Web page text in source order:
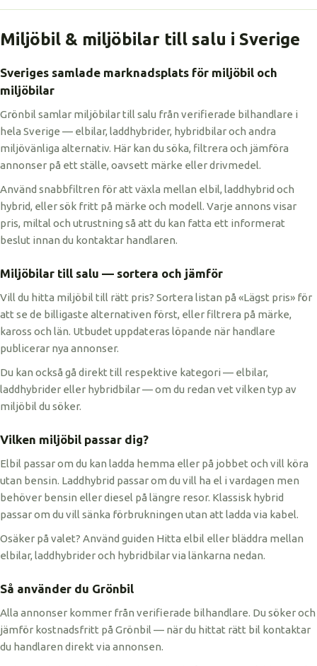
Miljöbil & miljöbilar till salu i Sverige
Sveriges samlade marknadsplats för miljöbil och
miljöbilar
Grönbil samlar miljöbilar till salu från verifierade bilhandlare i
hela Sverige — elbilar, laddhybrider, hybridbilar och andra
miljövänliga alternativ. Här kan du söka, filtrera och jämföra
annonser på ett ställe, oavsett märke eller drivmedel.
Använd snabbfiltren för att växla mellan elbil, laddhybrid och
hybrid, eller sök fritt på märke och modell. Varje annons visar
pris, miltal och utrustning så att du kan fatta ett informerat
beslut innan du kontaktar handlaren.
Miljöbilar till salu — sortera och jämför
Vill du hitta miljöbil till rätt pris? Sortera listan på «Lägst pris» för
att se de billigaste alternativen först, eller filtrera på märke,
kaross och län. Utbudet uppdateras löpande när handlare
publicerar nya annonser.
Du kan också gå direkt till respektive kategori — elbilar,
laddhybrider eller hybridbilar — om du redan vet vilken typ av
miljöbil du söker.
Vilken miljöbil passar dig?
Elbil passar om du kan ladda hemma eller på jobbet och vill köra
utan bensin. Laddhybrid passar om du vill ha el i vardagen men
behöver bensin eller diesel på längre resor. Klassisk hybrid
passar om du vill sänka förbrukningen utan att ladda via kabel.
Osäker på valet? Använd guiden Hitta elbil eller bläddra mellan
elbilar, laddhybrider och hybridbilar via länkarna nedan.
Så använder du Grönbil
Alla annonser kommer från verifierade bilhandlare. Du söker och
jämför kostnadsfritt på Grönbil — när du hittat rätt bil kontaktar
du handlaren direkt via annonsen.